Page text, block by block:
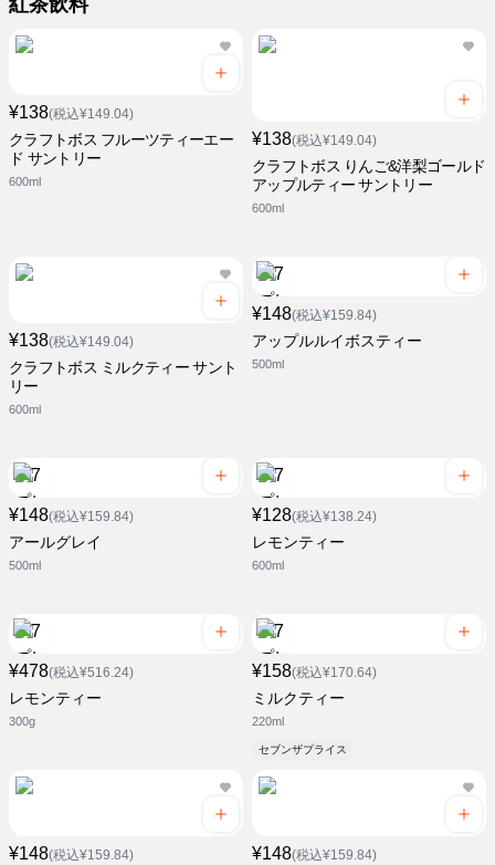
紅茶飲料
¥138(税込¥149.04)
クラフトボス フルーツティーエー
ド サントリー
600ml
¥138(税込¥149.04)
クラフトボス りんご&洋梨ゴールド
アップルティー サントリー
600ml
¥138(税込¥149.04)
クラフトボス ミルクティー サント
リー
600ml
¥148(税込¥159.84)
アップルルイボスティー
500ml
¥148(税込¥159.84)
アールグレイ
500ml
¥128(税込¥138.24)
レモンティー
600ml
¥478(税込¥516.24)
レモンティー
300g
¥158(税込¥170.64)
ミルクティー
220ml
セブンザプライス
¥148(税込¥159.84) ¥148(税込¥159.84)